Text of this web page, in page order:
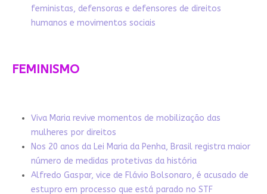
feministas, defensoras e defensores de direitos
humanos e movimentos sociais
FEMINISMO
Viva Maria revive momentos de mobilização das
mulheres por direitos
Nos 20 anos da Lei Maria da Penha, Brasil registra maior
número de medidas protetivas da história
Alfredo Gaspar, vice de Flávio Bolsonaro, é acusado de
estupro em processo que está parado no STF